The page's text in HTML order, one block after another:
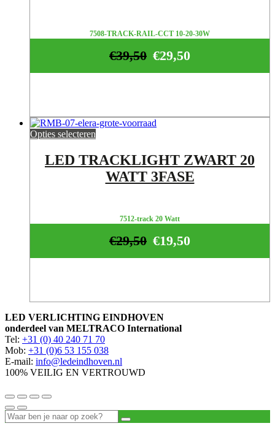
7508-TRACK-RAIL-CCT 10-20-30W
€29,50
€39,50
Opties selecteren
LED TRACKLIGHT ZWART 20
WATT 3FASE
7512-track 20 Watt
€19,50
€29,50
LED VERLICHTING EINDHOVEN
onderdeel van MELTRACO International
Tel: +31 (0) 40 240 71 70
Mob: +31 (0)6 53 155 038
E-mail: info@ledeindhoven.nl
100% VEILIG EN VERTROUWD